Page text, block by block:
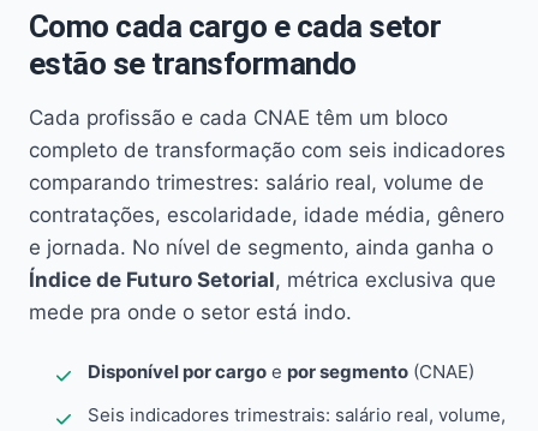
Como cada cargo e cada setor
estão se transformando
Cada profissão e cada CNAE têm um bloco
completo de transformação com seis indicadores
comparando trimestres: salário real, volume de
contratações, escolaridade, idade média, gênero
e jornada. No nível de segmento, ainda ganha o
Índice de Futuro Setorial, métrica exclusiva que
mede pra onde o setor está indo.
Disponível por cargo e por segmento (CNAE)
Seis indicadores trimestrais: salário real, volume,